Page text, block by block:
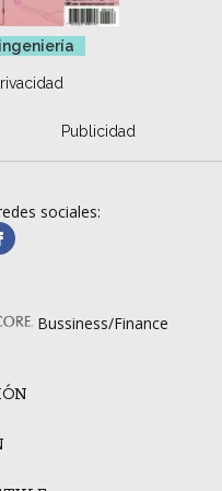
Publicidad
sociales:
Bussiness/Finance